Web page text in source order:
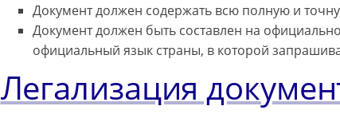
Документ должен содержать всю полную и
Документ должен быть составлен на
официальный язык страны, в которой
Легализация